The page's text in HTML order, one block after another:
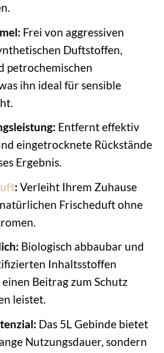
Frei von aggressiven
Duftstoffen,
petrochemischen
ihn ideal für sensible
Entfernt effektiv
eingetrocknete Rückstände
Ergebnis.
: Verleiht Ihrem Zuhause
Frischeduft ohne
Biologisch abbaubar und
Inhaltsstoffen
Beitrag zum Schutz
leistet.
Das 5L Gebinde bietet
Nutzungsdauer, sondern